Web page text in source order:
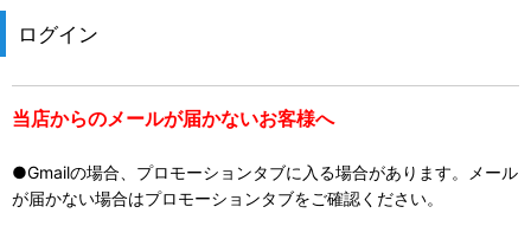
ログイン
当店からのメールが届かないお客様へ
●Gmailの場合、プロモーションタブに入る場合があります。メール
が届かない場合はプロモーションタブをご確認ください。